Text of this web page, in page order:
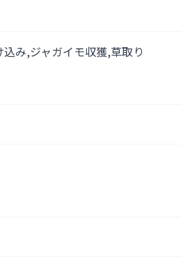
み,ジャガイモ収獲,草取り